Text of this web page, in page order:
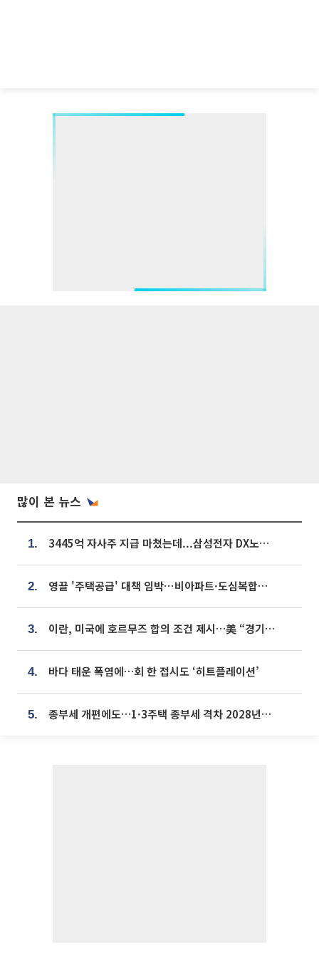
많이 본 뉴스
1. 3445억 자사주 지급 마쳤는데...삼성전자 DX노조, 뒤늦은 '떼쓰기 집회'
2. 영끌 '주택공급' 대책 임박⋯비아파트·도심복합까지 총동원
3. 이란, 미국에 호르무즈 합의 조건 제시…美 “경기 아직 안 끝나” [종합]
4. 바다 태운 폭염에…회 한 접시도 ‘히트플레이션’
5. 종부세 개편에도…1·3주택 종부세 격차 2028년부터 확대